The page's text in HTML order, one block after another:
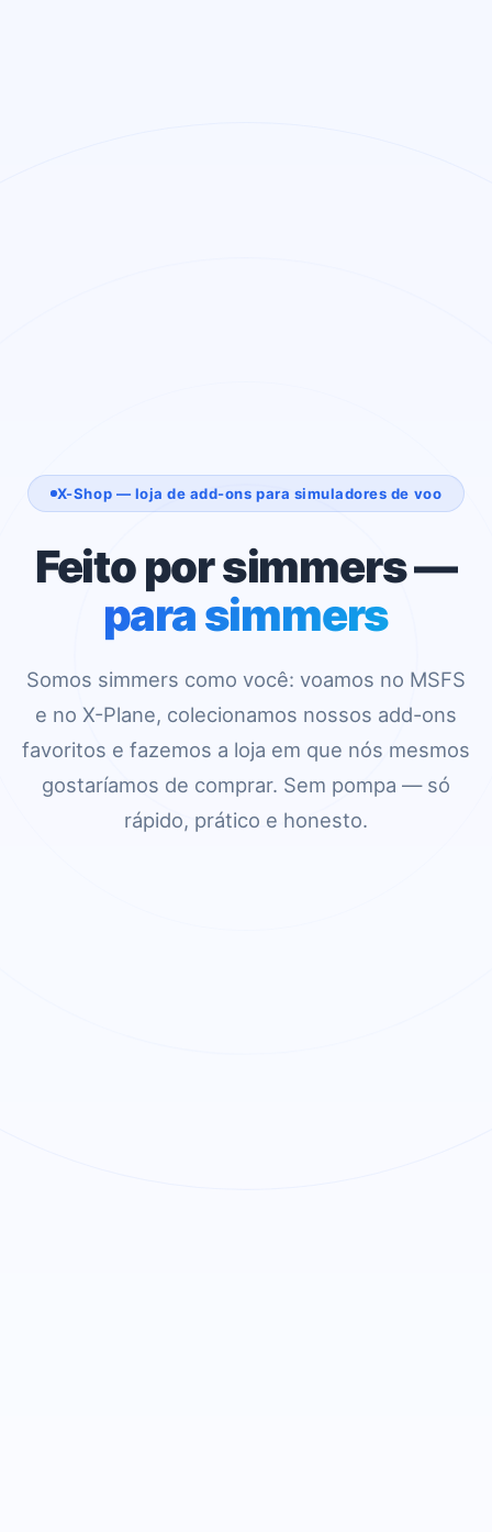
X-Shop — loja de add-ons para simuladores de voo
Feito por simmers —
para simmers
Somos simmers como você: voamos no MSFS
e no X-Plane, colecionamos nossos add-ons
favoritos e fazemos a loja em que nós mesmos
gostaríamos de comprar. Sem pompa — só
rápido, prático e honesto.